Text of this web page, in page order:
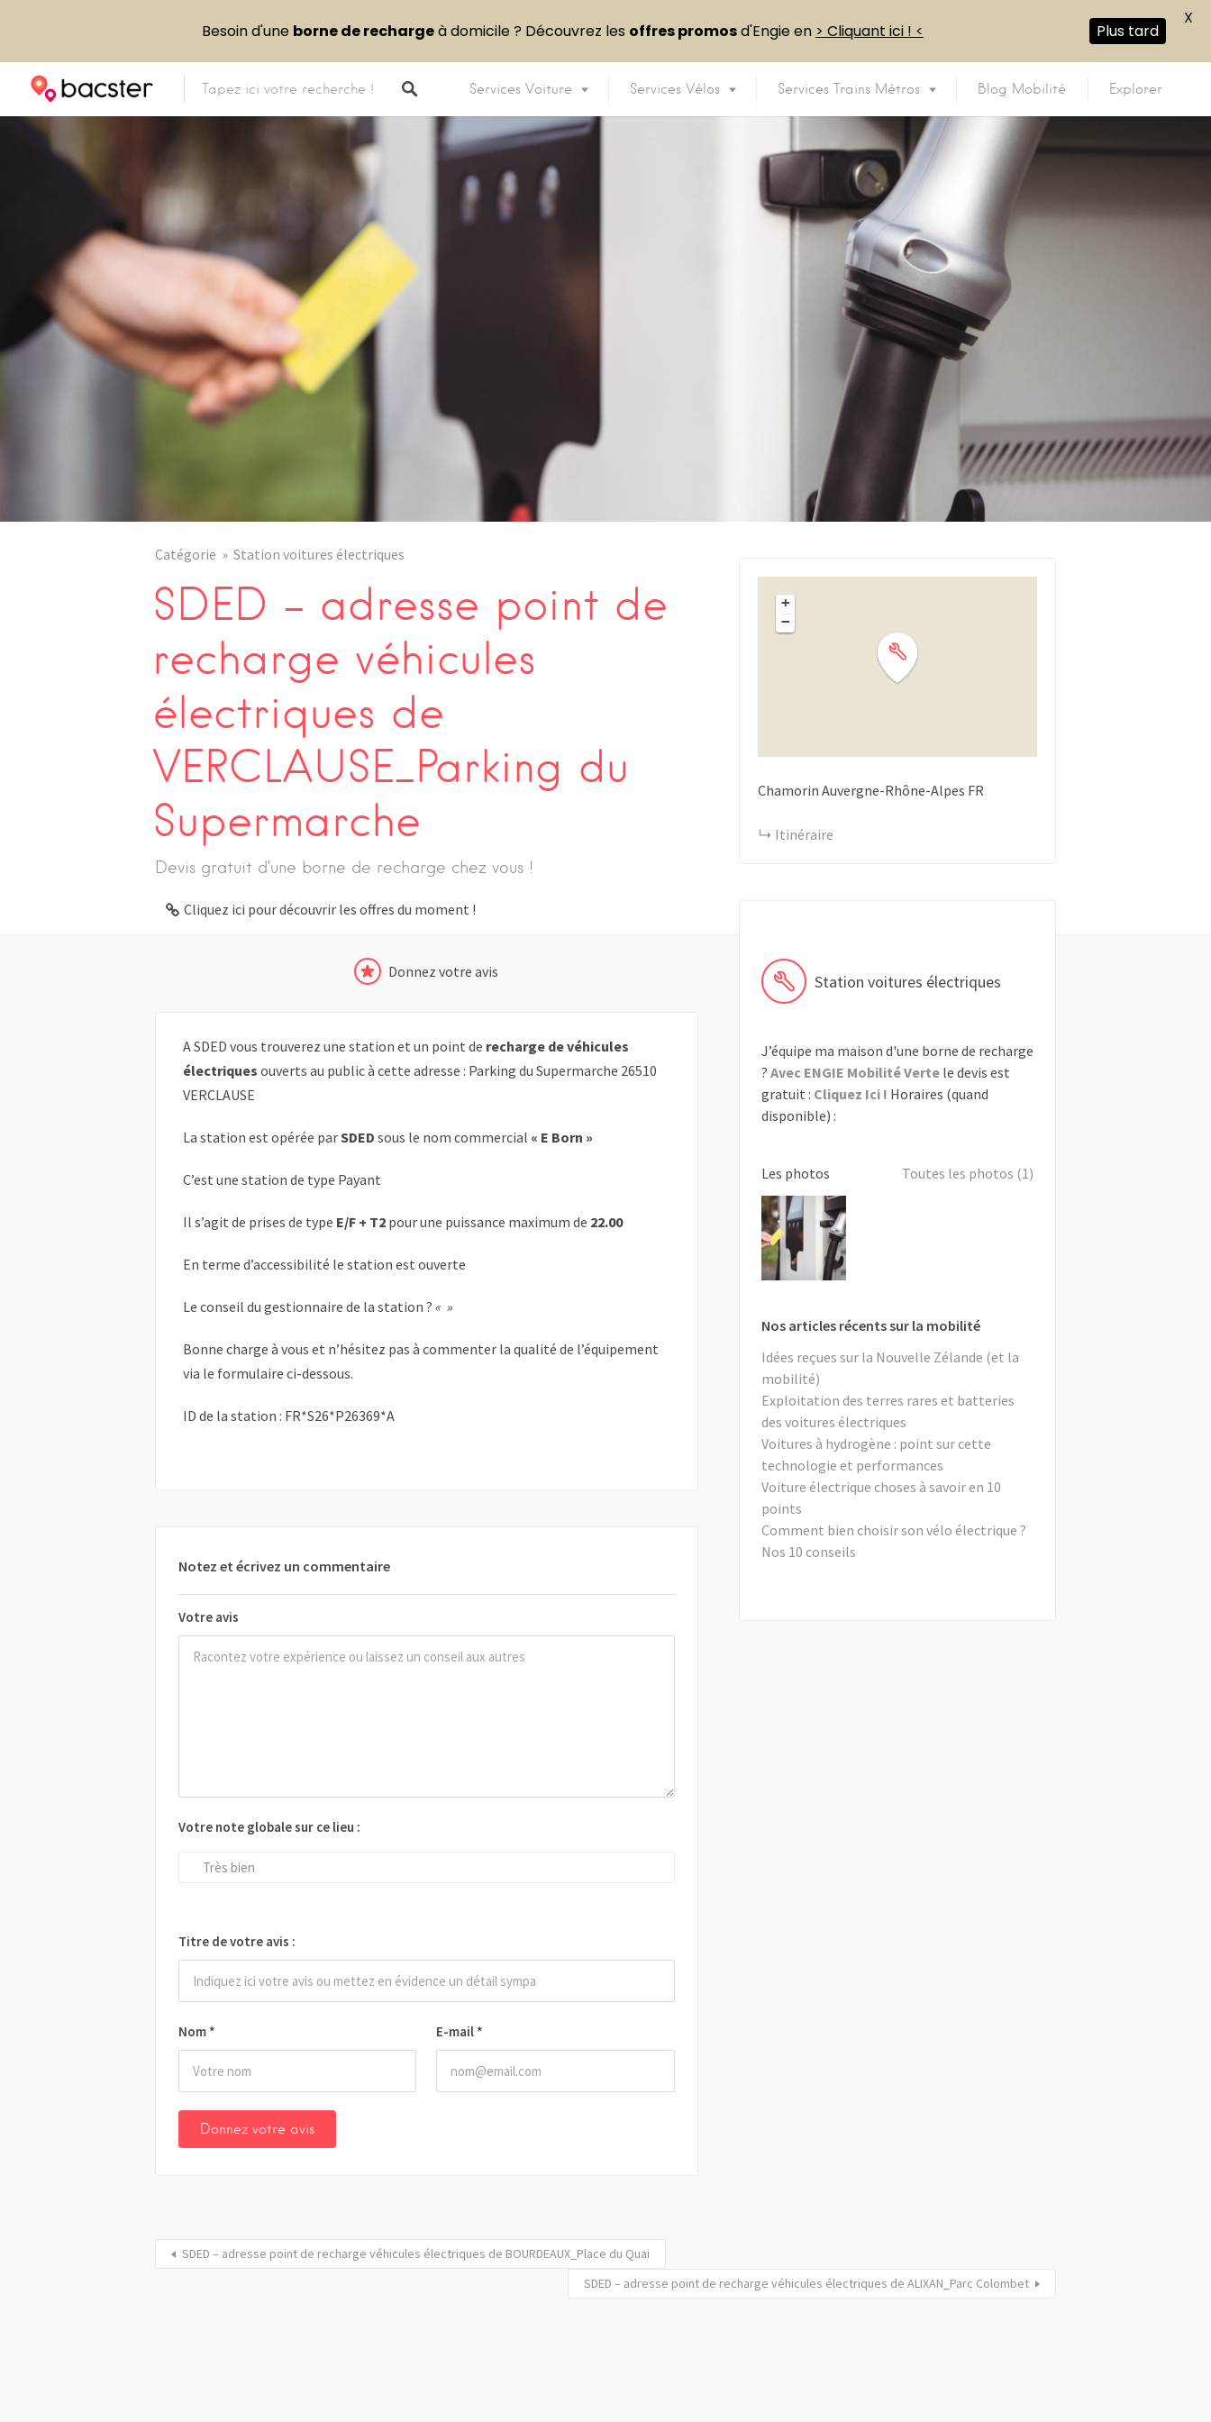
Services Voiture Services Vélos Services Trains Métros Blog Mobilité Explorer
Catégorie Station voitures électriques
SDED – adresse point de
recharge véhicules
électriques de
VERCLAUSE_Parking du
Supermarche
Devis gratuit d’une borne de recharge chez vous !
Cliquez ici pour découvrir les offres du moment !
Donnez votre avis
A SDED vous trouverez une station et un point de recharge de véhicules
électriques ouverts au public à cette adresse : Parking du Supermarche 26510
VERCLAUSE
La station est opérée parSDED sous le nom commercial « E Born »
C’est une station de type Payant
Il s’agit de prises de type E/F + T2 pour une puissance maximum de 22.00
En terme d’accessibilité le station est ouverte
Le conseil du gestionnaire de la station ? « »
Bonne charge à vous et n’hésitez pas à commenter la qualité de l’équipement
via le formulaire ci-dessous.
ID de la station : FR*S26*P26369*A
Notez et écrivez un commentaire
Votre avis
Nom * E-mail *
Votre note globale sur ce lieu :
Très bien
Titre de votre avis :
+
−
Chamorin Auvergne-Rhône-Alpes FR
Itinéraire
Station voitures électriques
J’équipe ma maison d'une borne de recharge
? Avec ENGIE Mobilité Vertele devis est
gratuit : Cliquez Ici ! Horaires (quand
disponible) :
Les photos Toutes les photos (1)
Nos articles récents sur la mobilité
Idées reçues sur la Nouvelle Zélande (et la
mobilité)
Exploitation des terres rares et batteries
des voitures électriques
Voitures à hydrogène : point sur cette
technologie et performances
Voiture électrique choses à savoir en 10
points
Comment bien choisir son vélo électrique ?
Nos 10 conseils
SDED – adresse point de recharge véhicules électriques de BOURDEAUX_Place du Quai
SDED – adresse point de recharge véhicules électriques de ALIXAN_Parc Colombet
Besoin d'une borne de rechargeà domicile ? Découvrez les offres promosd'Engie en > Cliquant ici ! < Plus tard
X